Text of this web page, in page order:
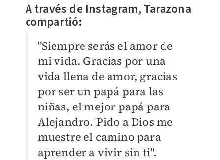
A través de Instagram, Tarazona
compartió:
"Siempre serás el amor de
mi vida. Gracias por una
vida llena de amor, gracias
por ser un papá para las
niñas, el mejor papá para
Alejandro. Pido a Dios me
muestre el camino para
aprender a vivir sin ti".